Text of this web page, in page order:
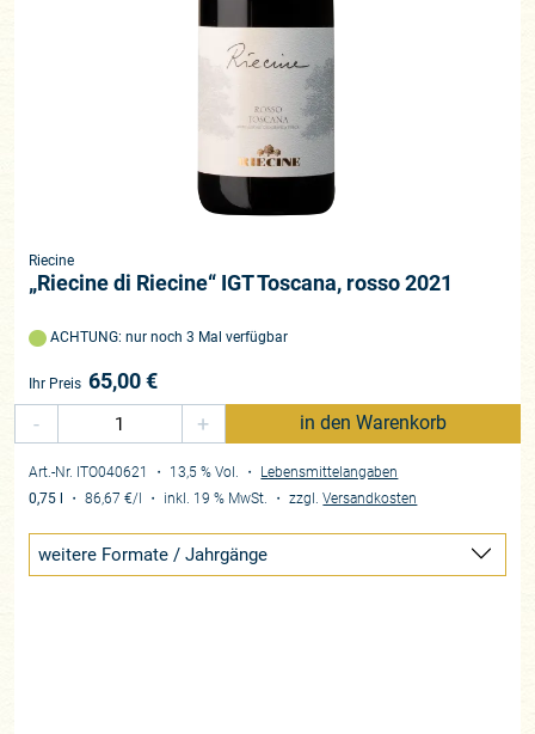
Riecine
„Riecine di Riecine“ IGT Toscana, rosso 2021
ACHTUNG: nur noch 3 Mal verfügbar
Ihr Preis 65,00€
-
+ in den Warenkorb
Art.-Nr. ITO040621 ・ 13,5 % Vol. ・ Lebensmittelangaben
0,75 l
・86,67 €/l ・ inkl. 19 % MwSt. ・zzgl.Versandkosten
weitere Formate / Jahrgänge